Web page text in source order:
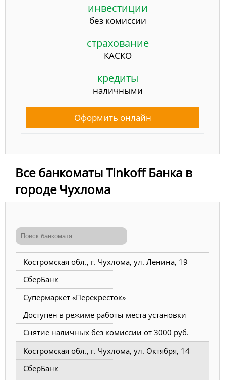
инвестиции
без комиссии
страхование
КАСКО
кредиты
наличными
Оформить онлайн
Все банкоматы Tinkoff Банка в
городе Чухлома
Костромская обл., г. Чухлома, ул. Ленина, 19
СберБанк
Супермаркет «Перекресток»
Доступен в режиме работы места установки
Снятие наличных без комиссии от 3000 руб.
Костромская обл., г. Чухлома, ул. Октября, 14
СберБанк